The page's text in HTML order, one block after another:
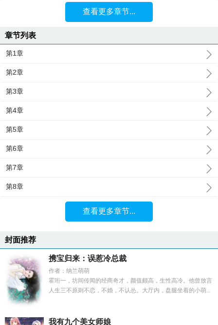
查看更多章节...
章节列表
第1章
第2章
第3章
第4章
第5章
第6章
第7章
第8章
查看更多章节...
封面推荐
携宝归来：误惹冷总裁
作者：纳兰萌萌
霍珩一，坊间传闻的经商奇才，颜值颇高，生性高冷。他曾放言
人生三不原则不恋，不婚，不认怂。大厅内，盘腿坐着的小萌...
我有九个美女师娘